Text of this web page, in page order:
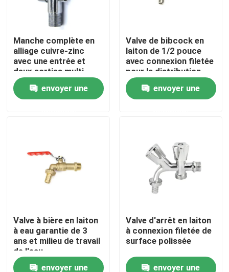
Produits
Au sujet de nous
Visite d'usine
Demandez une citation
Valve d'angle en laiton
Robinet à tournant sphérique en laiton
Manche complète en
alliage cuivre-zinc
avec une entrée et
deux sorties multi-
fonctionnalité vanne
triangulaire robinet de
machine à laver
envoyer une
Valve de bibcock en
laiton de 1/2 pouce
avec connexion filetée
pour la distribution
d'eau
envoyer une
Valve à bière en laiton
à eau garantie de 3
ans et milieu de travail
de l'eau
envoyer une
Valve d'arrêt en laiton
à connexion filetée de
surface polissée
envoyer une